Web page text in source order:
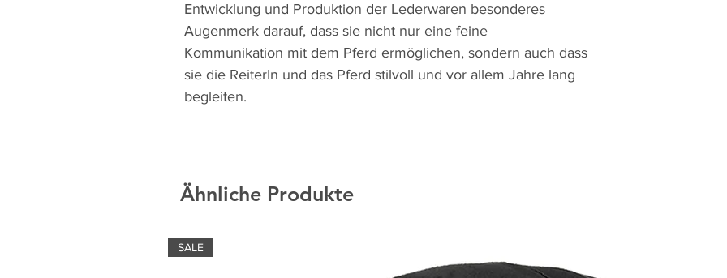
Entwicklung und Produktion der Lederwaren besonderes
Augenmerk darauf, dass sie nicht nur eine feine
Kommunikation mit dem Pferd ermöglichen, sondern auch dass
sie die ReiterIn und das Pferd stilvoll und vor allem Jahre lang
begleiten.
Ähnliche Produkte
SALE